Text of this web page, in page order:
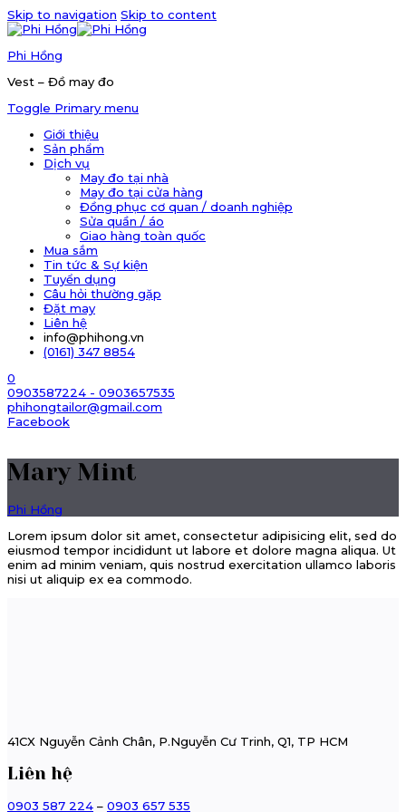
Skip to navigation Skip to content
Phi Hồng
Vest – Đồ may đo
Toggle Primary menu
Giới thiệu
Sản phẩm
Dịch vụ
May đo tại nhà
May đo tại cửa hàng
Đồng phục cơ quan / doanh nghiệp
Sửa quần / áo
Giao hàng toàn quốc
Mua sắm
Tin tức & Sự kiện
Tuyển dụng
Câu hỏi thường gặp
Đặt may
Liên hệ
info@phihong.vn
(0161) 347 8854
0
0903587224 - 0903657535
phihongtailor@gmail.com
Facebook
Mary Mint
Phi Hồng
Lorem ipsum dolor sit amet, consectetur adipisicing elit, sed do
eiusmod tempor incididunt ut labore et dolore magna aliqua. Ut
enim ad minim veniam, quis nostrud exercitation ullamco laboris
nisi ut aliquip ex ea commodo.
41CX Nguyễn Cảnh Chân, P.Nguyễn Cư Trinh, Q1, TP HCM
Liên hệ
0903 587 224 – 0903 657 535